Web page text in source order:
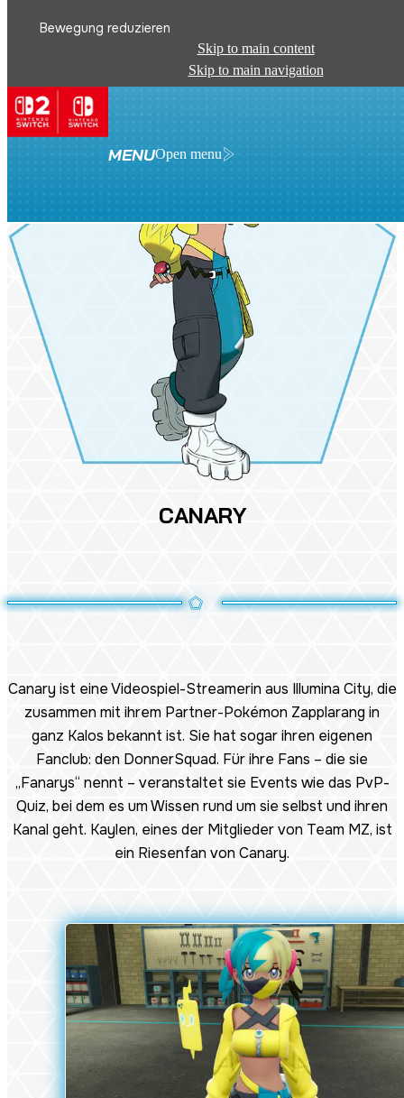
Bewegung reduzieren
Skip to main content
Skip to main navigation
MENUOpen menu
CANARY
Canary ist eine Videospiel-Streamerin aus Illumina City, die
zusammen mit ihrem Partner-Pokémon Zapplarang in
ganz Kalos bekannt ist. Sie hat sogar ihren eigenen
Fanclub: den DonnerSquad. Für ihre Fans – die sie
„Fanarys“ nennt – veranstaltet sie Events wie das PvP-
Quiz, bei dem es um Wissen rund um sie selbst und ihren
Kanal geht. Kaylen, eines der Mitglieder von Team MZ, ist
ein Riesenfan von Canary.